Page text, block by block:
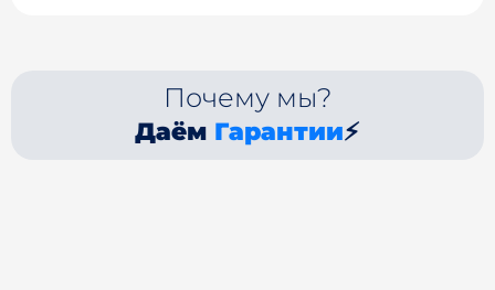
Почему мы?
Даём Гарантии⚡